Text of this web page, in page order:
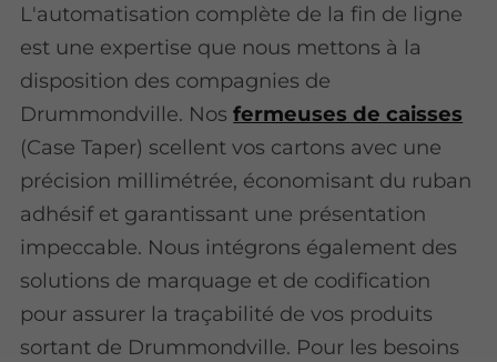
L'automatisation complète de la fin de ligne
est une expertise que nous mettons à la
disposition des compagnies de
Drummondville. Nosfermeuses de caisses
(Case Taper) scellent vos cartons avec une
précision millimétrée, économisant du ruban
adhésif et garantissant une présentation
impeccable. Nous intégrons également des
solutions de marquage et de codification
pour assurer la traçabilité de vos produits
sortant de Drummondville. Pour les besoins